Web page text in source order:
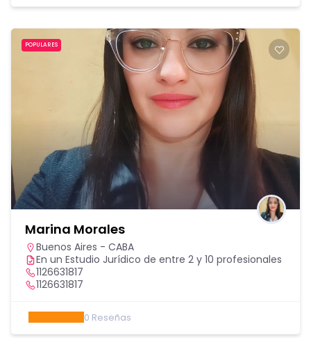
POPULARES
Marina Morales
Buenos Aires - CABA
En un Estudio Jurídico de entre 2 y 10 profesionales
1126631817
1126631817
0 Reseñas